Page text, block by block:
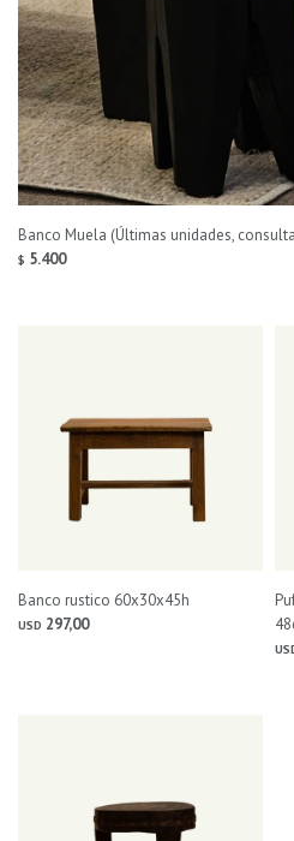
Banco Muela (Últimas unidades,
$ 5.400
Banco rustico 60x30x45h
USD 297,00